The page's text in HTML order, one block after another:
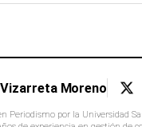
Moreno
Periodismo por la Universidad